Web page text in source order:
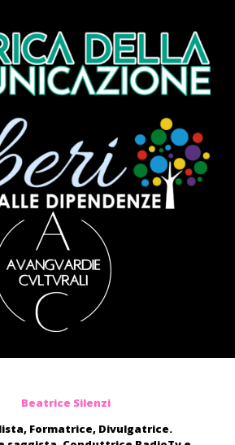
Beatrice Silenzi
Formatrice, Divulgatrice.